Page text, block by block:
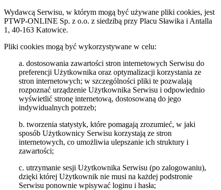
Wydawcą Serwisu, w którym mogą być używane pliki cookies, jest
PTWP-ONLINE Sp. z o.o. z siedzibą przy Placu Sławika i Antalla
1, 40-163 Katowice.
Pliki cookies mogą być wykorzystywane w celu:
a. dostosowania zawartości stron internetowych Serwisu do
preferencji Użytkownika oraz optymalizacji korzystania ze
stron internetowych; w szczególności pliki te pozwalają
rozpoznać urządzenie Użytkownika Serwisu i odpowiednio
wyświetlić stronę internetową, dostosowaną do jego
indywidualnych potrzeb;
b. tworzenia statystyk, które pomagają zrozumieć, w jaki
sposób Użytkownicy Serwisu korzystają ze stron
internetowych, co umożliwia ulepszanie ich struktury i
zawartości;
c. utrzymanie sesji Użytkownika Serwisu (po zalogowaniu),
dzięki której Użytkownik nie musi na każdej podstronie
Serwisu ponownie wpisywać loginu i hasła;